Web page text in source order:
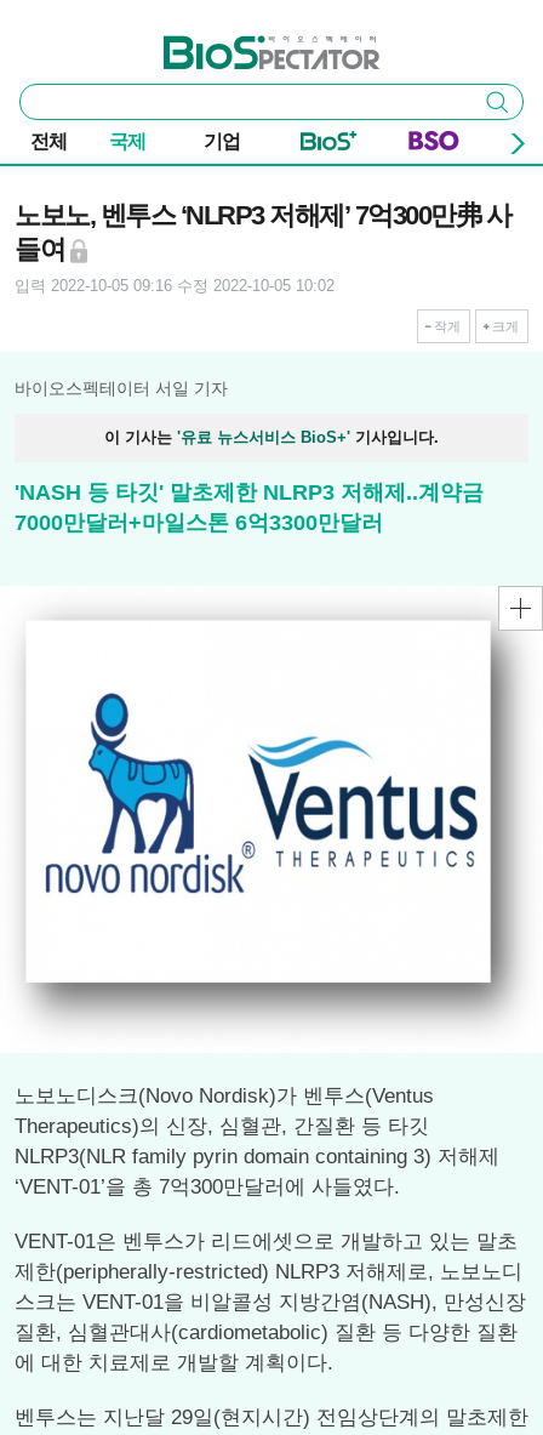
바이오스펙테이터
통
합
검
색
검색
전체 국제 기업
노보노, 벤투스 ‘NLRP3 저해제’ 7억300만弗 사
들여
입력 2022-10-05 09:16 수정 2022-10-05 10:02
작게 크게
바이오스펙테이터 서일 기자
이 기사는 '유료 뉴스서비스 BioS+' 기사입니다.
'NASH 등 타깃' 말초제한 NLRP3 저해제..계약금
7000만달러+마일스톤 6억3300만달러
노보노디스크(Novo Nordisk)가 벤투스(Ventus
Therapeutics)의 신장, 심혈관, 간질환 등 타깃
NLRP3(NLR family pyrin domain containing 3) 저해제
‘VENT-01’을 총 7억300만달러에 사들였다.
VENT-01은 벤투스가 리드에셋으로 개발하고 있는 말초
제한(peripherally-restricted) NLRP3 저해제로, 노보노디
스크는 VENT-01을 비알콜성 지방간염(NASH), 만성신장
질환, 심혈관대사(cardiometabolic) 질환 등 다양한 질환
에 대한 치료제로 개발할 계획이다.
벤투스는 지난달 29일(현지시간) 전임상단계의 말초제한